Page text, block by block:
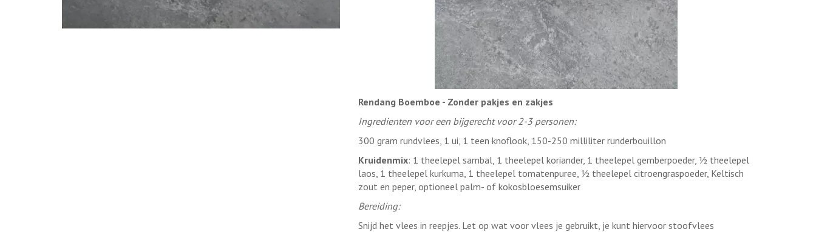
Rendang Boemboe - Zonder pakjes en zakjes
Ingredienten voor een bijgerecht voor 2-3 personen:
300 gram rundvlees, 1 ui, 1 teen knoflook, 150-250 milliliter runderbouillon
Kruidenmix: 1 theelepel sambal, 1 theelepel koriander, 1 theelepel gemberpoeder, ½ theelepel
laos, 1 theelepel kurkuma, 1 theelepel tomatenpuree, ½ theelepel citroengraspoeder, Keltisch
zout en peper, optioneel palm- of kokosbloesemsuiker
Bereiding:
Snijd het vlees in reepjes. Let op wat voor vlees je gebruikt, je kunt hiervoor stoofvlees